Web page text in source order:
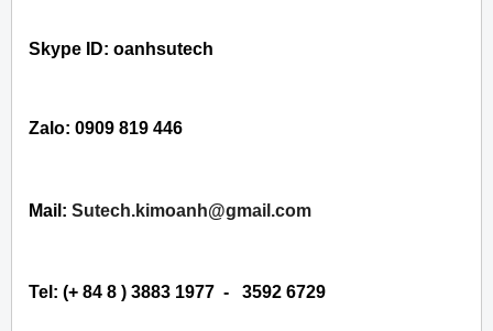
Skype ID: oanhsutech
Zalo: 0909 819 446
Mail: Sutech.kimoanh@gmail.com
Tel: (+ 84 8 ) 3883 1977 - 3592 6729